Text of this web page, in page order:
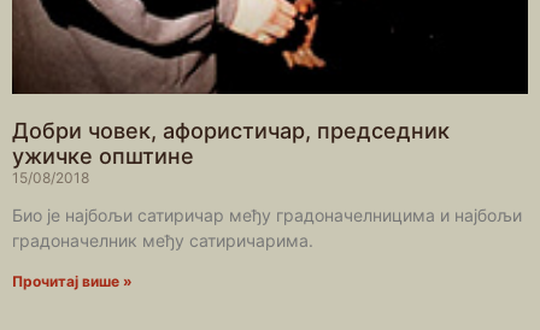
Добри човек, афористичар, председник
ужичке општине
15/08/2018
Био је најбољи сатиричар међу градоначелницима и најбољи
градоначелник међу сатиричарима.
Прочитај више »